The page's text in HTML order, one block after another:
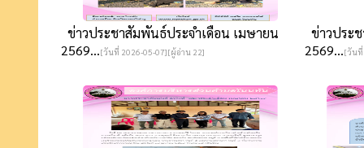
ข่าวประชาสัมพันธ์ประจำเดือน เมษายน
2569...[วันที่ 2026-05-07][ผู้อ่าน 22]
ข่าวประ
2569...[วันที่